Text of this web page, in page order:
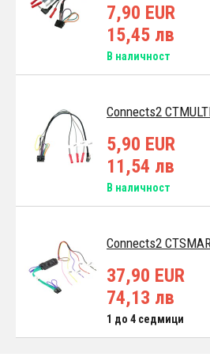
7,90 EUR
15,45 лв
В наличност
Connects2
5,90 EUR
11,54 лв
В наличност
Connects2
37,90 EUR
74,13 лв
1 до 4 седмици